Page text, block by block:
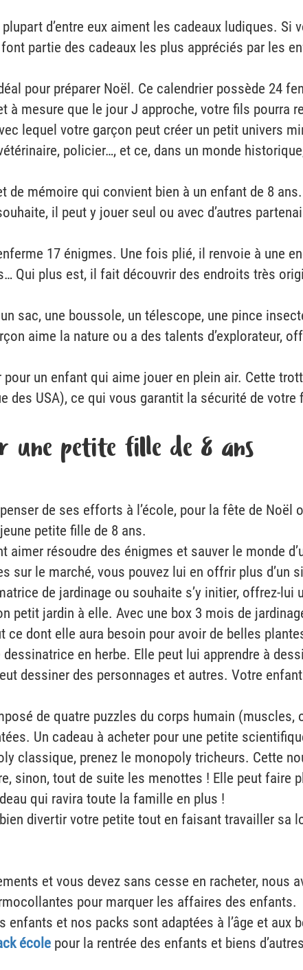
d’entre eux aiment les cadeaux ludiques. Si
partie des cadeaux les plus appréciés par les
pour préparer Noël. Ce calendrier possède 24
mesure que le jour J approche, votre fils pourra
lequel votre garçon peut créer un petit univers
policier…, et ce, dans un monde
de mémoire qui convient bien à un enfant de 8
il peut y jouer seul ou avec d’autres
17 énigmes. Une fois plié, il renvoie à une
Qui plus est, il fait découvrir des endroits très
sac, une boussole, un télescope, une pince
aime la nature ou a des talents d’explorateur,
un enfant qui aime jouer en plein air. Cette
des USA), ce qui vous garantit la sécurité de votre
une petite fille de 8 ans
de ses efforts à l’école, pour la fête de Noël
petite fille de 8 ans.
résoudre des énigmes et sauver le monde
sur le marché, vous pouvez lui en offrir plus d’un
de jardinage ou souhaite s’y initier, offrez-lui
petit jardin à elle. Avec une box 3 mois de
dont elle aura besoin pour avoir de belles
en herbe. Elle peut lui apprendre à
dessiner des personnages et autres. Votre
de quatre puzzles du corps humain (muscles,
Un cadeau à acheter pour une petite
classique, prenez le monopoly tricheurs. Cette
sinon, tout de suite les menottes ! Elle peut faire
qui ravira toute la famille en plus !
divertir votre petite tout en faisant travailler sa
et vous devez sans cesse en racheter, nous
pour marquer les affaires des enfants.
et nos packs sont adaptées à l’âge et aux
école pour la rentrée des enfants et biens